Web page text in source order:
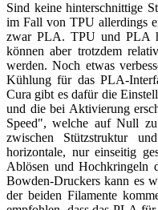
Sind keine hinterschnittige
im Fall von TPU allerdings
zwar PLA. TPU und PLA
können aber trotzdem
werden. Noch etwas
Kühlung für das PLA-
Cura gibt es dafür die
und die bei Aktivierung
Speed", welche auf Null
zwischen Stützstruktur
horizontale, nur einseitig
Ablösen und Hochkringeln
Bowden-Druckers kann es
der beiden Filamente